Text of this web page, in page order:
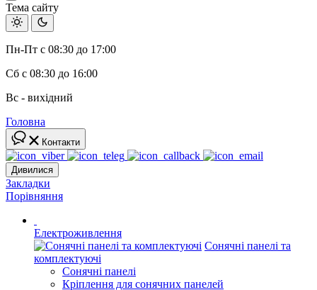
Тема сайту
Пн-Пт с 08:30 до 17:00
Сб с 08:30 до 16:00
Вс - вихідний
Головна
Контакти
Дивилися
Закладки
Порівняння
Електроживлення
Сонячні панелі та
комплектуючі
Сонячні панелі
Кріплення для сонячних панелей